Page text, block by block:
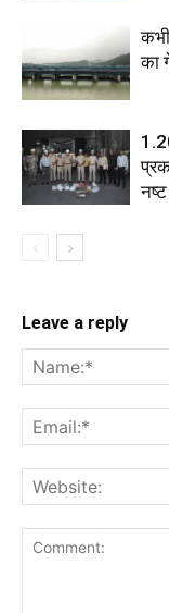
का
नष्ट
Leave a reply